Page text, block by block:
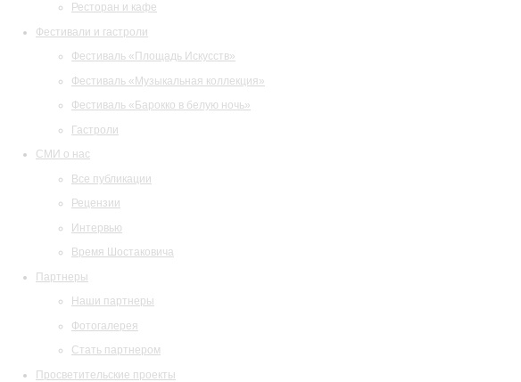
Ресторан и кафе
Фестивали и гастроли
Фестиваль «Площадь Искусств»
Фестиваль «Музыкальная коллекция»
Фестиваль «Барокко в белую ночь»
Гастроли
СМИ о нас
Все публикации
Рецензии
Интервью
Время Шостаковича
Партнеры
Наши партнеры
Фотогалерея
Стать партнером
Просветительские проекты